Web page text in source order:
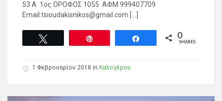
53 Α 1ος ΟΡΟΦΟΣ 1055 ΑΦΜ 999407709
Email:tsioudakisnikos@gmail.com […]
0
SHARES
1 Φεβρουαρίου 2018 in Καλογέρου